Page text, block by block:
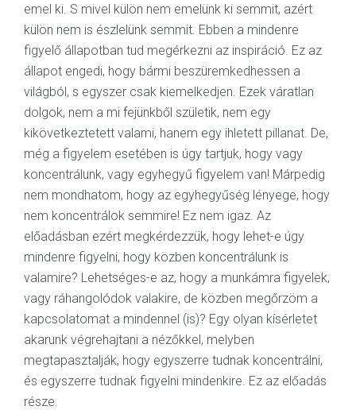
emel ki. S mivel külön nem emelünk ki semmit, azért
külön nem is észlelünk semmit. Ebben a mindenre
figyelő állapotban tud megérkezni az inspiráció. Ez az
állapot engedi, hogy bármi beszüremkedhessen a
világból, s egyszer csak kiemelkedjen. Ezek váratlan
dolgok, nem a mi fejünkből születik, nem egy
kikövetkeztetett valami, hanem egy ihletett pillanat. De,
még a figyelem esetében is úgy tartjuk, hogy vagy
koncentrálunk, vagy egyhegyű figyelem van! Márpedig
nem mondhatom, hogy az egyhegyűség lényege, hogy
nem koncentrálok semmire! Ez nem igaz. Az
előadásban ezért megkérdezzük, hogy lehet-e úgy
mindenre figyelni, hogy közben koncentrálunk is
valamire? Lehetséges-e az, hogy a munkámra figyelek,
vagy ráhangolódok valakire, de közben megőrzöm a
kapcsolatomat a mindennel (is)? Egy olyan kísérletet
akarunk végrehajtani a nézőkkel, melyben
megtapasztalják, hogy egyszerre tudnak koncentrálni,
és egyszerre tudnak figyelni mindenkire. Ez az előadás
része.